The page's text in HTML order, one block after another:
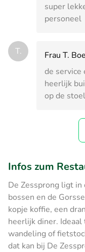
super
personeel
T.
Frau T.
de service
heerlijk
op de
Infos zum
De Zessprong ligt
bossen en de
kopje koffie, een
heerlijk diner.
wandeling of
dat kan bij De